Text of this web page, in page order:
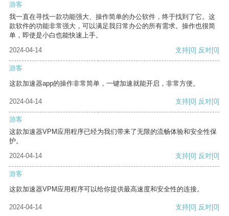
游客
我一直在寻找一款功能强大、操作简单的办公软件，终于找到了它。这
款软件的功能非常强大，可以满足我日常办公的所有需求。操作也很简
单，即使是小白也能快速上手。
2024-04-14
支持[0] 反对[0]
游客
这款加速器app的操作非常简单，一键加速就能开启，非常方便。
2024-04-14 支持[0] 反对[0]
游客
这款加速器VPM应用程序已经为我们带来了无限的流畅体验和安全性保
护。
2024-04-14
支持[0] 反对[0]
游客
这款加速器VPM应用程序可以给你提供最高速度和安全性的连接。
2024-04-14 支持[0] 反对[0]